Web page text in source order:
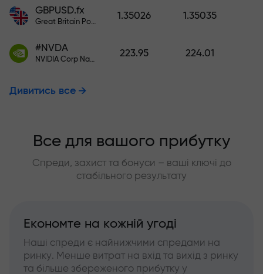
GBPUSD.fx
Great Britain Pound vs US Dollar
1.35026 1.35035
#NVDA
NVIDIA Corp Nasdaq Stock Exchange (Nasdaq) USD
223.95 224.01
Дивитись все
Все для вашого прибутку
Спреди, захист та бонуси – ваші ключі до
стабільного результату
Економте на кожній угоді
Наші спреди є найнижчими спредами на
ринку. Менше витрат на вхід та вихід з ринку
та більше збереженого прибутку у